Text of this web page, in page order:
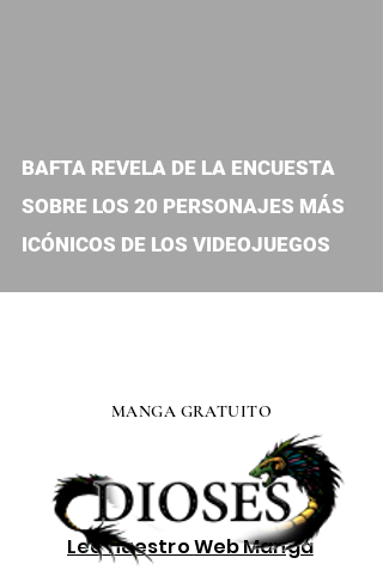
BAFTA REVELA DE LA ENCUESTA
SOBRE LOS 20 PERSONAJES MÁS
ICÓNICOS DE LOS VIDEOJUEGOS
Lee nuestroWeb Manga
MANGA GRATUITO